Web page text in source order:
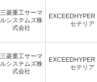
三菱重工サーマ
ルシステムズ株
式会社
EXCEEDHYPER
セテリア
三菱重工サーマ
ルシステムズ株
式会社
EXCEEDHYPER
セテリア